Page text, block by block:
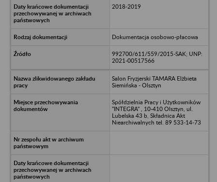
2018-2019
Dokumentacja osobowo-płacowa
992700/611/559/2015-SAK; UNP:
2021-00517566
Salon Fryzjerski TAMARA Elżbieta
Siemińska - Olsztyn
Spółdzielnia Pracy i Użytkowników
"INTEGRA" , 10-410 Olsztyn, ul.
Lubelska 43 b, Składnica Akt
Niearchiwalnych tel. 89 533-14-73